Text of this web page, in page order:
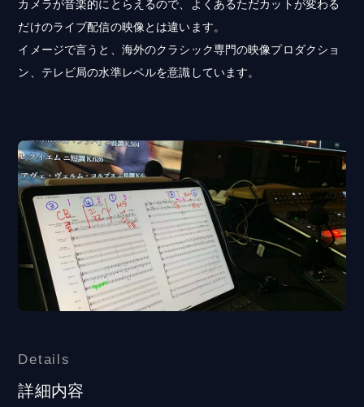
カメラが音楽的にとらえるので、よくあるただカットが変わる
だけのライブ配信の映像とは違います。
イメージで言うと、海外のクラシック専門の映像プロダクショ
ン、テレビ局の水準レベルを意識しています。
Details
詳細内容